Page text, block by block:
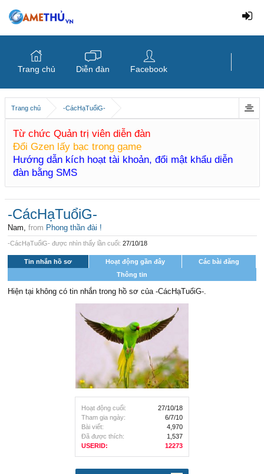
Trang chủ -CácHạTuổiG-
Từ chức Quản trị viên diễn đàn
Đổi Gzen lấy bạc trong game
Hướng dẫn kích hoạt tài khoản, đổi mật khẩu diễn
đàn bằng SMS
Hoạt động cuối:
27/10/18
Tham gia ngày:
6/7/10
Bài viết:
4,970
Đã được thích:
1,537
USERID:
12273
-CácHạTuổiG-
Nam, from Phong thần đài !
-CácHạTuổiG- được nhìn thấy lần cuối: 27/10/18
Tin nhắn hồ sơ Hoạt động gần đây
Các bài đăng
Thông tin
Hiện tại không có tin nhắn trong hồ sơ của -CácHạTuổiG-.
Trang chủ Diễn đàn Facebook